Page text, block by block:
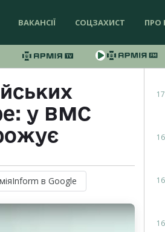
ВАКАНСІЇ СОЦЗАХИСТ ПРО
у ВМС
в Google